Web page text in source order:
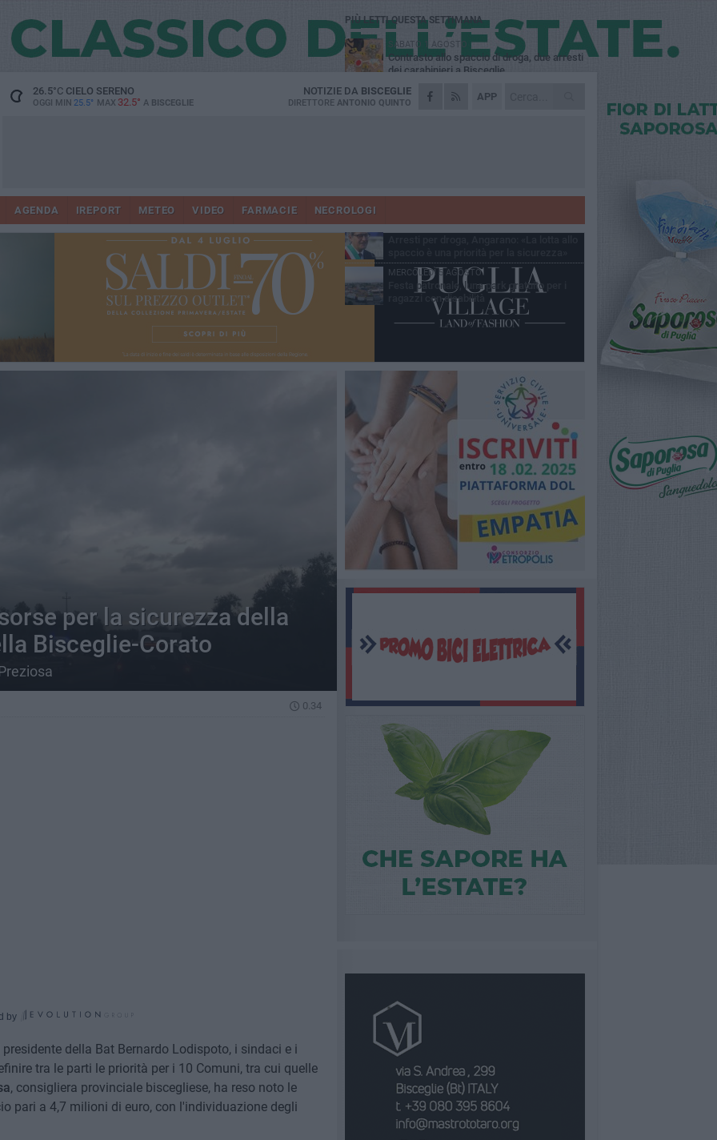
26.5°CCIELO SERENO
OGGI MIN 25.5° MAX 32.5° A BISCEGLIE
APP
NOTIZIE DA BISCEGLIE
DIRETTORE ANTONIO QUINTO
AGENDA IREPORT METEO VIDEO FARMACIE NECROLOGI
per la sicurezza della
Bisceglie-Corato
0.34
by
della Bat Bernardo Lodispoto, i sindaci e i
tra le parti le priorità per i 10 Comuni, tra cui quelle
, consigliera provinciale biscegliese, ha reso noto le
pari a 4,7 milioni di euro, con l'individuazione degli
PIÙ LETTI QUESTA SETTIMANA
SABATO 1 AGOSTO
Contrasto allo spaccio di droga, due arresti
dei carabinieri a Bisceglie
MARTEDÌ 4 AGOSTO
Emergenza caldo, il Comune di Bisceglie
Due auto incendiate nella notte in via Dieta
SABATO 1 AGOSTO
MERCOLEDÌ 5 AGOSTO
Festa patronale, luna park gratuito per i
ragazzi con disabilità